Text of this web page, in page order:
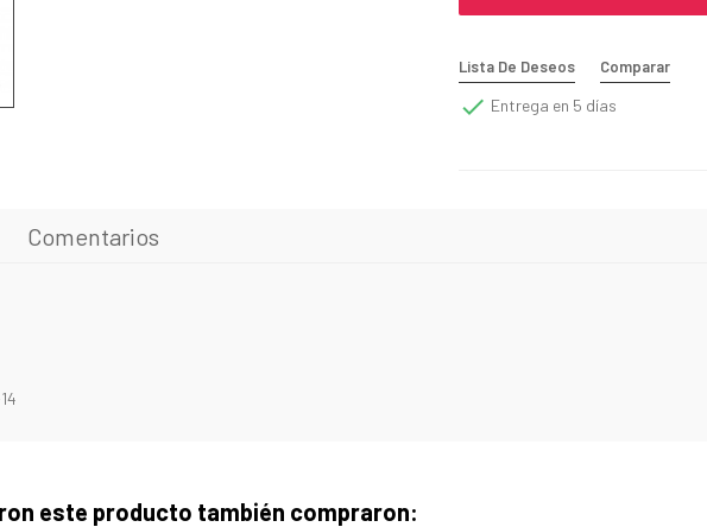
Lista De Deseos Comparar
 Entrega en 5 días
Comentarios
este producto también compraron: